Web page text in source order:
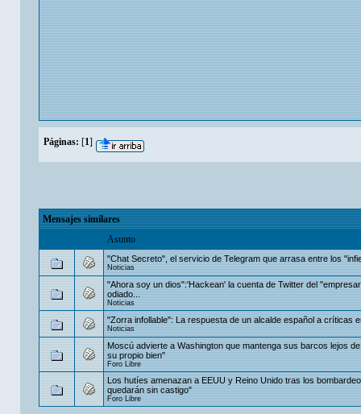
Páginas: [1]
Mensajes similares
Asunto
"Chat Secreto", el servicio de Telegram que arrasa entre los
Noticias
"Ahora soy un dios":'Hackean' la cuenta de Twitter del
odiado...
Noticias
"Zorra infollable": La respuesta de un alcalde español a críticas
Noticias
Moscú advierte a Washington que mantenga sus barcos lejos
su propio bien"
Foro Libre
Los hutíes amenazan a EEUU y Reino Unido tras los
quedarán sin castigo"
Foro Libre